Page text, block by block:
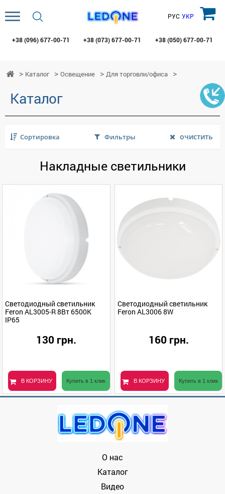
+38 (096) 677-00-71 +38 (073)677-00-71 +38 (050)677-00-71
РУС УКР
Каталог Освещение Для торговли/офиса
Каталог
Сортировка Фильтры очистить
Накладные светильники
Светодиодный светильник
Feron AL3005-R 8Вт 6500К
IP65
130 грн.
В КОРЗИНУ Купить в 1 клик
Светодиодный светильник
Feron AL3006 8W
160 грн.
В КОРЗИНУ Купить в 1 клик
О нас
Каталог
Видео